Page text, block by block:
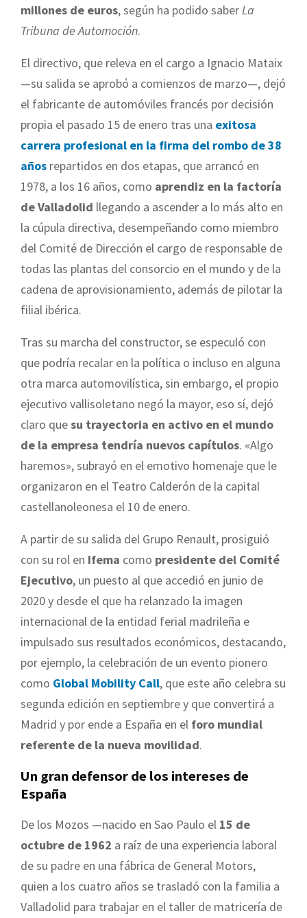
millones de euros, según ha podido saberLa
Tribuna de Automoción.
El directivo, que releva en el cargo a Ignacio Mataix
—su salida se aprobó a comienzos de marzo—, dejó
el fabricante de automóviles francés por decisión
propia el pasado 15 de enero tras una exitosa
carrera profesional en la firma del rombo de 38
años repartidos en dos etapas, que arrancó en
1978, a los 16 años, como aprendiz en la factoría
de Valladolid llegando a ascender a lo más alto en
la cúpula directiva, desempeñando como miembro
del Comité de Dirección el cargo de responsable de
todas las plantas del consorcio en el mundo y de la
cadena de aprovisionamiento, además de pilotar la
filial ibérica.
Tras su marcha del constructor, se especuló con
que podría recalar en la política o incluso en alguna
otra marca automovilística, sin embargo, el propio
ejecutivo vallisoletano negó la mayor, eso sí, dejó
claro quesu trayectoria en activo en el mundo
de la empresa tendría nuevos capítulos. «Algo
haremos», subrayó en el emotivo homenaje que le
organizaron en el Teatro Calderón de la capital
castellanoleonesa el 10 de enero.
A partir de su salida del Grupo Renault, prosiguió
con su rol en Ifema como presidente del Comité
Ejecutivo, un puesto al que accedió en junio de
2020 y desde el que ha relanzado la imagen
internacional de la entidad ferial madrileña e
impulsado sus resultados económicos, destacando,
por ejemplo, la celebración de un evento pionero
como Global Mobility Call, que este año celebra su
segunda edición en septiembre y que convertirá a
Madrid y por ende a España en el foro mundial
referente de la nueva movilidad.
Un gran defensor de los intereses de
España
De los Mozos —nacido en Sao Paulo el 15 de
octubre de 1962 a raíz de una experiencia laboral
de su padre en una fábrica de General Motors,
quien a los cuatro años se trasladó con la familia a
Valladolid para trabajar en el taller de matricería de